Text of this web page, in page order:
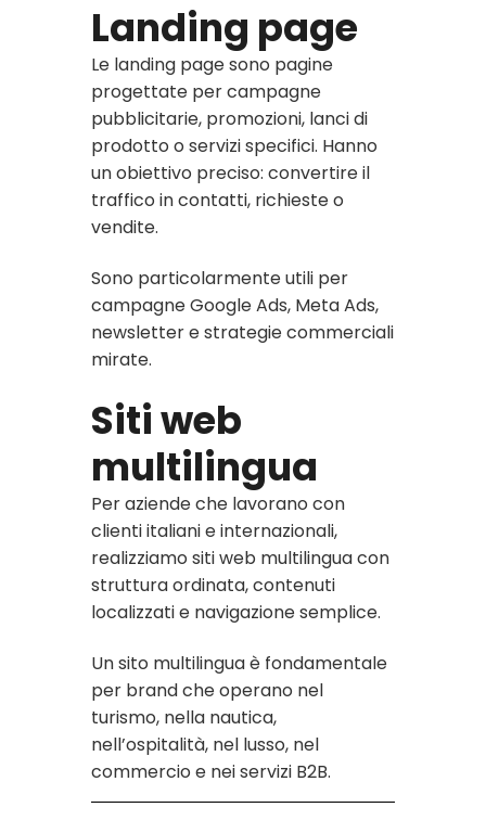
Landing page
Le landing page sono pagine
progettate per campagne
pubblicitarie, promozioni, lanci di
prodotto o servizi specifici. Hanno
un obiettivo preciso: convertire il
traffico in contatti, richieste o
vendite.
Sono particolarmente utili per
campagne Google Ads, Meta Ads,
newsletter e strategie commerciali
mirate.
Siti web
multilingua
Per aziende che lavorano con
clienti italiani e internazionali,
realizziamo siti web multilingua con
struttura ordinata, contenuti
localizzati e navigazione semplice.
Un sito multilingua è fondamentale
per brand che operano nel
turismo, nella nautica,
nell’ospitalità, nel lusso, nel
commercio e nei servizi B2B.